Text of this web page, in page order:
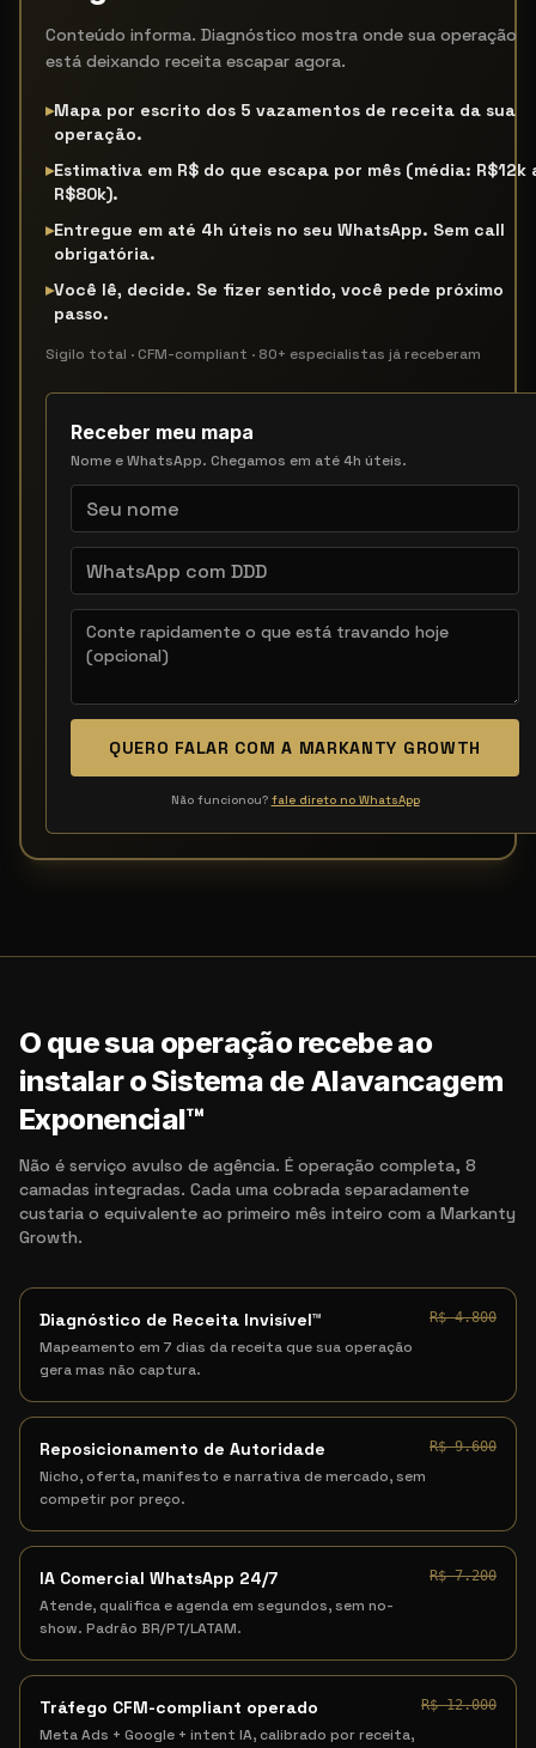
Conteúdo informa. Diagnóstico mostra onde sua operação
está deixando receita escapar agora.
▸Mapa por escrito dos 5 vazamentos de receita da sua
operação.
▸Estimativa em R$ do que escapa por mês (média: R$12k
R$80k).
▸Entregue em até 4h úteis no seu WhatsApp. Sem call
obrigatória.
▸Você lê, decide. Se fizer sentido, você pede próximo
passo.
Sigilo total · CFM-compliant · 80+ especialistas já receberam
Receber meu mapa
Nome e WhatsApp. Chegamos em até 4h úteis.
QUERO FALAR COM A MARKANTY GROWTH
Não funcionou? fale direto no WhatsApp
O que sua operação recebe ao
instalar o Sistema de Alavancagem
Exponencial™
Não é serviço avulso de agência. É operação completa, 8
camadas integradas. Cada uma cobrada separadamente
custaria o equivalente ao primeiro mês inteiro com a Markanty
Growth.
Diagnóstico de Receita Invisível™
Mapeamento em 7 dias da receita que sua operação
gera mas não captura.
R$ 4.800
Reposicionamento de Autoridade
Nicho, oferta, manifesto e narrativa de mercado, sem
competir por preço.
R$ 9.600
IA Comercial WhatsApp 24/7
Atende, qualifica e agenda em segundos, sem no-
show. Padrão BR/PT/LATAM.
R$ 7.200
Tráfego CFM-compliant operado
Meta Ads + Google + intent IA, calibrado por receita,
R$ 12.000